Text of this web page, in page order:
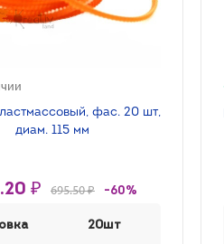
фас. 20 шт,
диам. 115 мм
₽ 695.50 ₽ -60%
20шт